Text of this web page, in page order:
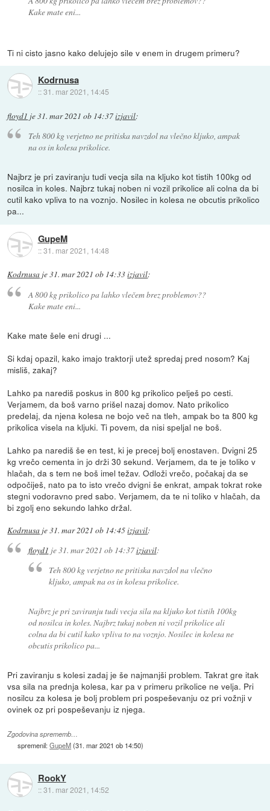
Kake mate eni...
Ti ni cisto jasno kako delujejo sile v enem in drugem primeru?
Kodrnusa
::31. mar 2021, 14:45
floyd1 je31. mar 2021 ob 14:37izjavil:
Teh 800 kg verjetno ne pritiska navzdol na vlečno kljuko, ampak
na os in kolesa prikolice.
Najbrz je pri zaviranju tudi vecja sila na kljuko kot tistih 100kg od
nosilca in koles. Najbrz tukaj noben ni vozil prikolice ali colna da bi
cutil kako vpliva to na voznjo. Nosilec in kolesa ne obcutis prikolico
pa...
GupeM
::31. mar 2021, 14:48
Kodrnusa je31. mar 2021 ob 14:33izjavil:
A 800 kg prikolico pa lahko vlečem brez problemov??
Kake mate eni...
Kake mate šele eni drugi ...
Si kdaj opazil, kako imajo traktorji utež spredaj pred nosom? Kaj
misliš, zakaj?
Lahko pa narediš poskus in 800 kg prikolico pelješ po cesti.
Verjamem, da boš varno prišel nazaj domov. Nato prikolico
predelaj, da njena kolesa ne bojo več na tleh, ampak bo ta 800 kg
prikolica visela na kljuki. Ti povem, da nisi speljal ne boš.
Lahko pa narediš še en test, ki je precej bolj enostaven. Dvigni 25
kg vrečo cementa in jo drži 30 sekund. Verjamem, da te je toliko v
hlačah, da s tem ne boš imel težav. Odloži vrečo, počakaj da se
odpočiješ, nato pa to isto vrečo dvigni še enkrat, ampak tokrat roke
stegni vodoravno pred sabo. Verjamem, da te ni toliko v hlačah, da
bi zgolj eno sekundo lahko držal.
Kodrnusa je31. mar 2021 ob 14:45izjavil:
floyd1 je31. mar 2021 ob 14:37izjavil:
Teh 800 kg verjetno ne pritiska navzdol na vlečno
kljuko, ampak na os in kolesa prikolice.
Najbrz je pri zaviranju tudi vecja sila na kljuko kot tistih 100kg
od nosilca in koles. Najbrz tukaj noben ni vozil prikolice ali
colna da bi cutil kako vpliva to na voznjo. Nosilec in kolesa ne
obcutis prikolico pa...
Pri zaviranju s kolesi zadaj je še najmanjši problem. Takrat gre itak
vsa sila na prednja kolesa, kar pa v primeru prikolice ne velja. Pri
nosilcu za kolesa je bolj problem pri pospeševanju oz pri vožnji v
ovinek oz pri pospeševanju iz njega.
Zgodovina sprememb…
spremenil:GupeM(31. mar 2021 ob 14:50)
RookY
::31. mar 2021, 14:52